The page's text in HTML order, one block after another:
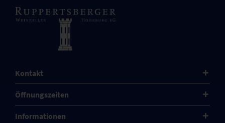
Kontakt
Öffnungszeiten
Informationen